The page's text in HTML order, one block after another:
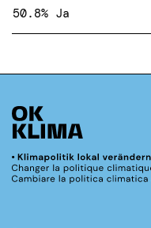
50.8% Ja